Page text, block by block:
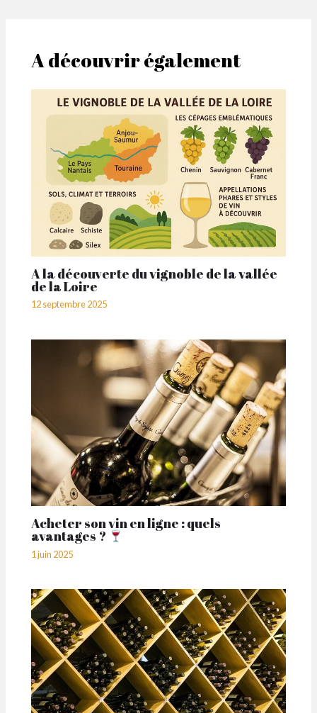
A découvrir également
A la découverte du vignoble de la vallée
de la Loire
12 septembre 2025
Acheter son vin en ligne : quels
avantages ?
1 juin 2025